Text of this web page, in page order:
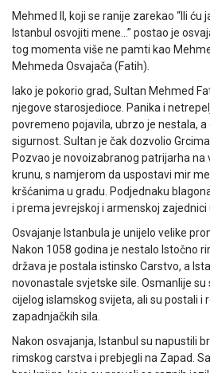
Mehmed II, koji se ranije zarekao “Ili ću
Istanbul osvojiti mene…” postao je
tog momenta više ne pamti kao
Mehmeda Osvajača (Fatih).
Iako je pokorio grad, Sultan Mehmed
njegove starosjedioce. Panika i
povremeno pojavila, ubrzo je nestala,
sigurnost. Sultan je čak dozvolio
Pozvao je novoizabranog patrijarha
krunu, s namjerom da uspostavi mir
kršćanima u gradu. Podjednaku
i prema jevrejskoj i armenskoj zajednici
Osvajanje Istanbula je unijelo velike
Nakon 1058 godina je nestalo Istočno
država je postala istinsko Carstvo, a
novonastale svjetske sile. Osmanlije
cijelog islamskog svijeta, ali su postali i
zapadnjačkih sila.
Nakon osvajanja, Istanbul su napustili
rimskog carstva i prebjegli na Zapad.